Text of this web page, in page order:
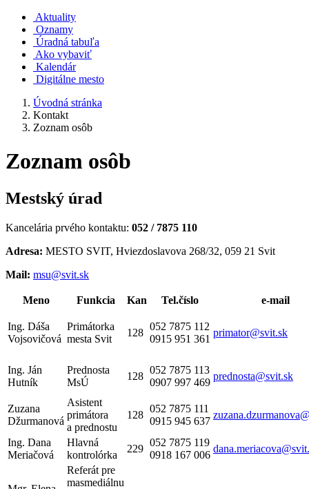
Aktuality
Oznamy
Úradná tabuľa
Ako vybaviť
Kalendár
Digitálne mesto
Úvodná stránka
Kontakt
Zoznam osôb
Zoznam osôb
Mestský úrad
Kancelária prvého kontaktu: 052 / 7875 110
Adresa: MESTO SVIT, Hviezdoslavova 268/32, 059 21 Svit
Mail: msu@svit.sk
Meno Funkcia Kan Tel.číslo e-mail
Ing. Dáša
Vojsovičová
Primátorka
mesta Svit
128
052 7875 112
0915 951 361
primator@svit.sk
Ing. Ján
Hutník
Prednosta
MsÚ
128
052 7875 113
0907 997 469
prednosta@svit.sk
Zuzana
Džurmanová
Asistent
primátora
a prednostu
128
052 7875 111
0915 945 637
zuzana.dzurmanova
Ing. Dana
Meriačová
Hlavná
kontrolórka
229
052 7875 119
0918 167 006
Referát pre
masmediálnu